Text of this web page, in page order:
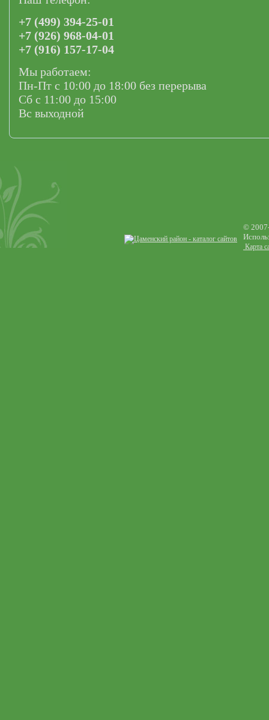
+7 (499) 394-25-01
+7 (926) 968-04-01
+7 (916) 157-17-04
Мы работаем:
Пн-Пт с 10:00 до 18:00 без перерыва
Сб с 11:00 до 15:00
Вс выходной
©
Карта